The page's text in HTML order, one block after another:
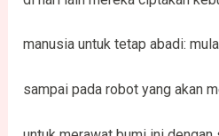
manusia untuk tetap abadi:
sampai pada robot yang akan